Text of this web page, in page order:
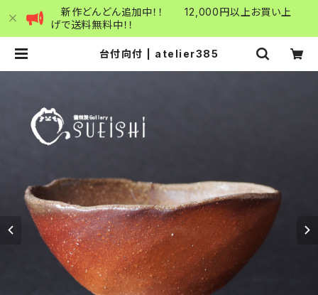
新作どんどん追加中！！ 12,000円以上お買い上
げで送料無料中！！
台付向付 | atelier385